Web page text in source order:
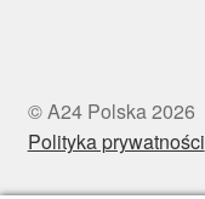
© A24 Polska 2026
Polityka prywatności